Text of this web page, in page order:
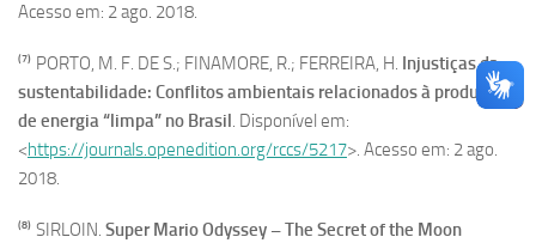
Acesso em: 2 ago. 2018.
(7) PORTO, M. F. DE S.; FINAMORE, R.; FERREIRA, H. Injustiças da
sustentabilidade: Conflitos ambientais relacionados à produção
de energia “limpa” no Brasil. Disponível em:
<https://journals.openedition.org/rccs/5217>. Acesso em: 2 ago.
2018.
(8) SIRLOIN. Super Mario Odyssey – The Secret of the Moon